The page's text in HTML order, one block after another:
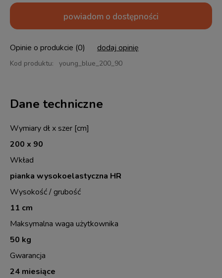
30
powiadom o dostępności
Kod produktu: young_blue_200_90
Opinie o produkcie (0) dodaj opinię
Dane techniczne
Wymiary dł x szer [cm]
200 x 90
Wkład
pianka wysokoelastyczna HR
Wysokość / grubość
11 cm
Maksymalna waga użytkownika
50 kg
Gwarancja
24 miesiące